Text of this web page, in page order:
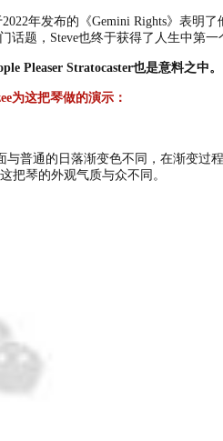
年发布的《Gemini Rights》表明
话题， Steve也终于获得了人生中第一
Pleaser Stratocaster也是意料之中。
为这把琴做的演示：
面与普通的日落渐变色不同，在渐
把琴的外观气质与众不同。